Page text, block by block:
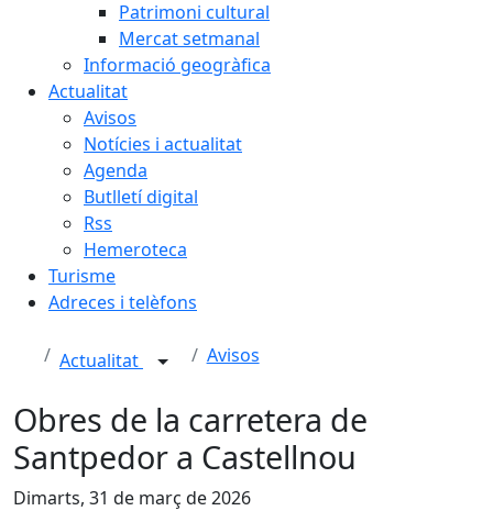
Patrimoni cultural
Mercat setmanal
Informació geogràfica
Actualitat
Avisos
Notícies i actualitat
Agenda
Butlletí digital
Rss
Hemeroteca
Turisme
Adreces i telèfons
Actualitat Avisos
Obres de la carretera de
Santpedor a Castellnou
Dimarts, 31 de març de 2026